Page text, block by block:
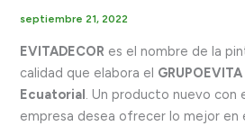
septiembre 21, 2022
EVITADECOR es el nombre de la
calidad que elabora el
Ecuatorial. Un producto nuevo con
empresa desea ofrecer lo mejor en